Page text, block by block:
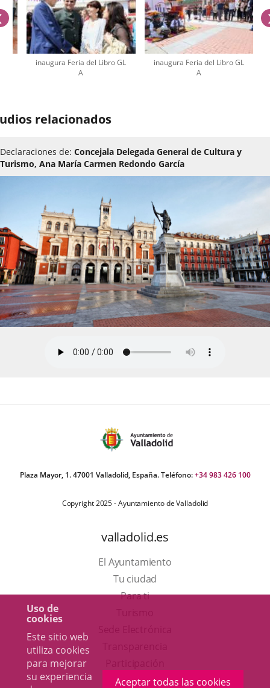
Uso de
cookies
Este sitio web
utiliza cookies
para mejorar
su experiencia
Aceptar todas las cookies
inaugura Feria del Libro GL
A
inaugura Feria del Libro GL
A
anterior
relacionados
Declaraciones de: Concejala Delegada General de Cultura y
Turismo, Ana María Carmen Redondo García
Plaza Mayor, 1. 47001 Valladolid, España. Teléfono:+34 983 426 100
Copyright 2025 - Ayuntamiento de Valladolid
valladolid.es
El Ayuntamiento
Tu ciudad
Para ti
en aplicación